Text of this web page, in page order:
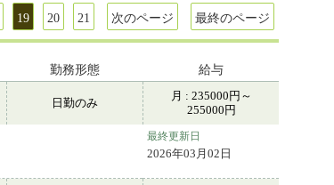
19 20 21 次のページ 最終のページ
勤務形態 給与
日勤のみ
月 : 235000円～
255000円
最終更新日
2026年03月02日